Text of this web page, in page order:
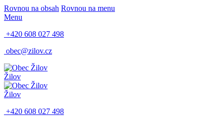
Rovnou na obsah Rovnou na menu
Menu
+420 608 027 498
obec@zilov.cz
Žilov
Žilov
+420 608 027 498